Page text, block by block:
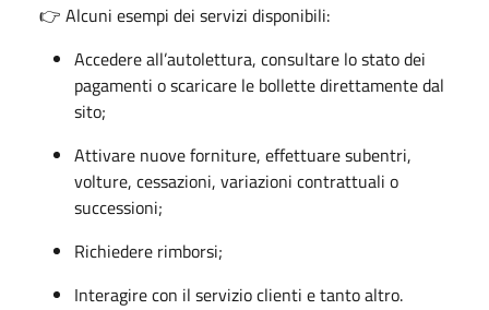
👉 Alcuni esempi dei servizi disponibili:
Accedere all’autolettura, consultare lo stato dei
pagamenti o scaricare le bollette direttamente dal
sito;
Attivare nuove forniture, effettuare subentri,
volture, cessazioni, variazioni contrattuali o
successioni;
Richiedere rimborsi;
Interagire con il servizio clienti e tanto altro.